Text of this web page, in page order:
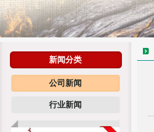
新闻分类
公司新闻
行业新闻